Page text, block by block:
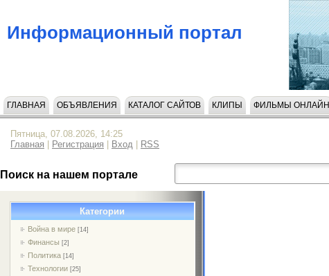
Информационный портал
ГЛАВНАЯ ОБЪЯВЛЕНИЯ КАТАЛОГ САЙТОВ КЛИПЫ ФИЛЬМЫ ОНЛАЙН
Пятница, 07.08.2026, 14:25
Главная
Регистрация Вход RSS
Поиск на нашем портале
Категории
Война в мире [14]
Финансы [2]
Политика [14]
Технологии [25]